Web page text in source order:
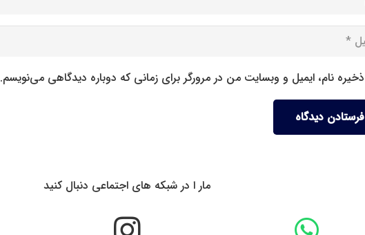
ذخیره نام، ایمیل و وبسایت من در مرورگر برای زمانی که دوباره دیدگاهی می‌نویسم.
فرستادن دیدگاه
مار ا در شبکه های اجتماعی دنبال کنید